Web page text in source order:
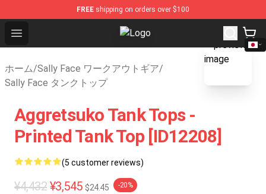
FREE shipping on orders over $100
Open menu Sally Face Store - Official Sally
ホーム/Sally Face ワークアウトギア/
Sally Face タンクトップ
blank template
Aggretsuko Tank Tops -
Printed Tank Top [ID12208]
(5 customer reviews)
¥4,432 ¥3,545 $24.45 -20%